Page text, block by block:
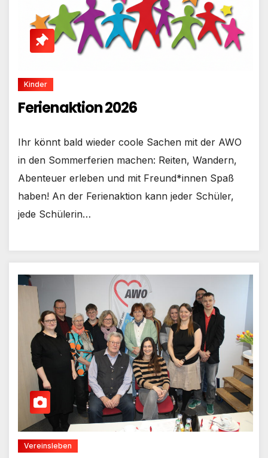
Kinder
Ferienaktion 2026
Ihr könnt bald wieder coole Sachen mit der AWO
in den Sommerferien machen: Reiten, Wandern,
Abenteuer erleben und mit Freund*innen Spaß
haben! An der Ferienaktion kann jeder Schüler,
jede Schülerin…
Vereinsleben